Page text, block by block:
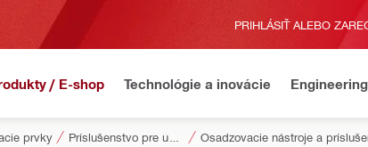
PRIHLÁSIŤ ALEBO
/ E-shop Technológie a inovácie
prvky Osadzovacie nástroje a